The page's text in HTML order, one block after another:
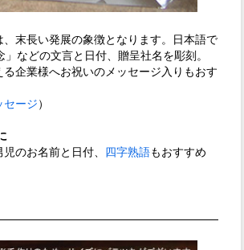
末長い発展の象徴となります。日本語で
などの文言と日付、贈呈社名を彫刻。
企業様へお祝いのメッセージ入りもおす
セージ ）
のお名前と日付、
四字熟語もおすすめ